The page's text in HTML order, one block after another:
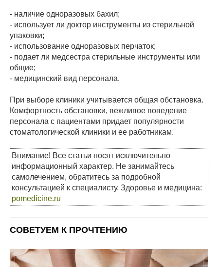
- наличие одноразовых бахил;
- использует ли доктор инструменты из стерильной
упаковки;
- использование одноразовых перчаток;
- подает ли медсестра стерильные инструменты или
общие;
- медицинский вид персонала.
При выборе клиники учитывается общая обстановка.
Комфортность обстановки, вежливое поведение
персонала с пациентами придает популярности
стоматологической клиники и ее работникам.
Внимание! Все статьи носят исключительно
информационный характер. Не занимайтесь
самолечением, обратитесь за подробной
консультацией к специалисту. Здоровье и медицина:
pomedicine.ru
СОВЕТУЕМ К ПРОЧТЕНИЮ